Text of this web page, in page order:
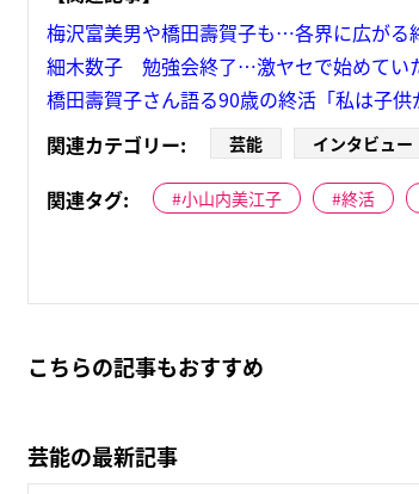
梅沢富美男や橋田壽賀子も…各界に広がる
細木数子 勉強会終了…激ヤセで始めてい
橋田壽賀子さん語る90歳の終活「私は子供
関連カテゴリー:
芸能 インタビュー
関連タグ: 小山内美江子 終活
こちらの記事もおすすめ
芸能の最新記事